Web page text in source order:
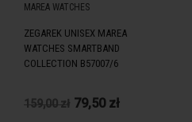
MAREA WATCHES
ZEGAREK UNISEX MAREA
WATCHES SMARTBAND
COLLECTION B57007/6
159,00 zł 79,50 zł